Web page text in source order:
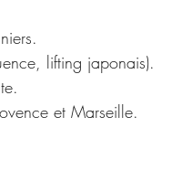
lifting japonais).
et Marseille.